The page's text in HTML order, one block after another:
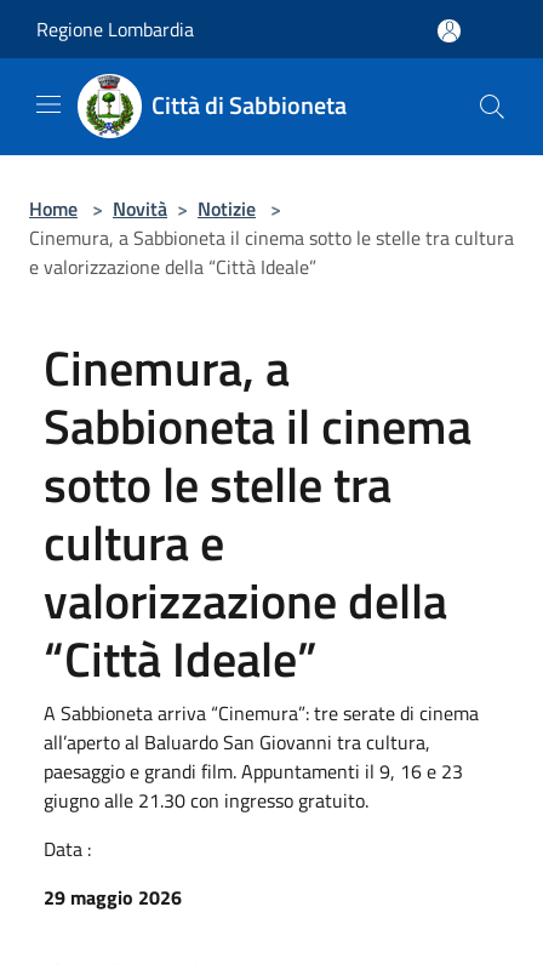
Regione Lombardia
Città di Sabbioneta
Home > Novità > Notizie >
Cinemura, a Sabbioneta il cinema sotto le stelle tra cultura
e valorizzazione della “Città Ideale”
Cinemura, a
Sabbioneta il cinema
sotto le stelle tra
cultura e
valorizzazione della
“Città Ideale”
A Sabbioneta arriva “Cinemura”: tre serate di cinema
all’aperto al Baluardo San Giovanni tra cultura,
paesaggio e grandi film. Appuntamenti il 9, 16 e 23
giugno alle 21.30 con ingresso gratuito.
Data :
29 maggio 2026